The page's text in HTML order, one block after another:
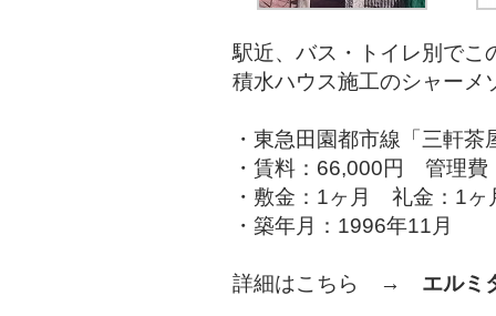
駅近、バス・トイレ別でこ
積水ハウス施工のシャーメ
・東急田園都市線「三軒
・賃料：66,000円 管理費
・敷金：1ヶ月 礼金：1ヶ
・築年月：1996年11月
詳細はこちら → エルミ